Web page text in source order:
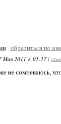
обратиться по
Мая 2011 г. 01:17 (
не сомневаюсь,